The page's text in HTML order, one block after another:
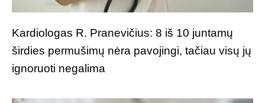
Kardiologas R. Pranevičius: 8 iš 10 juntamų
širdies permušimų nėra pavojingi, tačiau visų jų
ignoruoti negalima